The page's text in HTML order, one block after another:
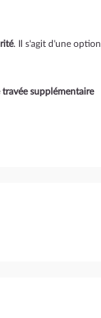
. Il s'agit d'une option
supplémentaire